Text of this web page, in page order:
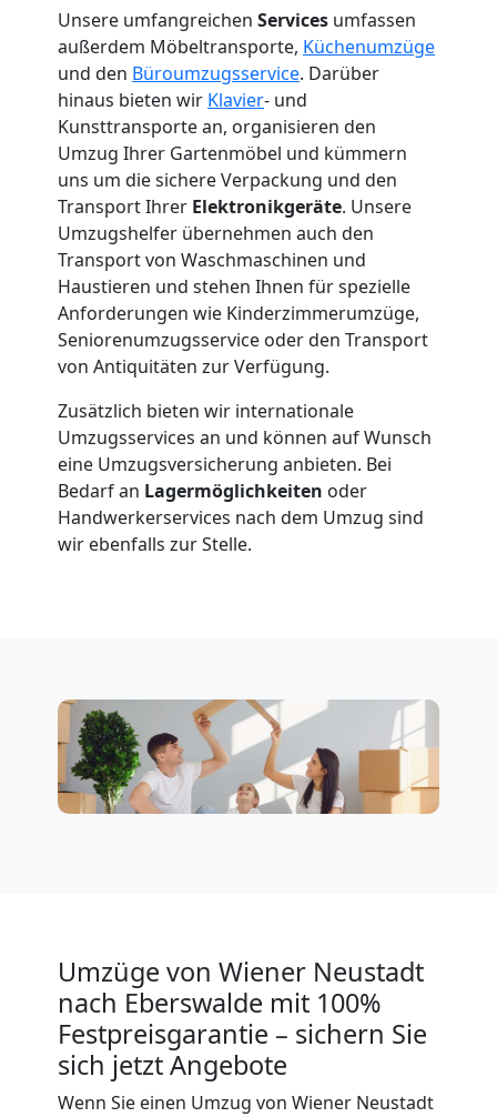
Unsere umfangreichen Services umfassen
außerdem Möbeltransporte, Küchenumzüge
und den Büroumzugsservice. Darüber
hinaus bieten wir Klavier- und
Kunsttransporte an, organisieren den
Umzug Ihrer Gartenmöbel und kümmern
uns um die sichere Verpackung und den
Transport Ihrer Elektronikgeräte. Unsere
Umzugshelfer übernehmen auch den
Transport von Waschmaschinen und
Haustieren und stehen Ihnen für spezielle
Anforderungen wie Kinderzimmerumzüge,
Seniorenumzugsservice oder den Transport
von Antiquitäten zur Verfügung.
Zusätzlich bieten wir internationale
Umzugsservices an und können auf Wunsch
eine Umzugsversicherung anbieten. Bei
Bedarf an Lagermöglichkeiten oder
Handwerkerservices nach dem Umzug sind
wir ebenfalls zur Stelle.
Umzüge von Wiener Neustadt
nach Eberswalde mit 100%
Festpreisgarantie – sichern Sie
sich jetzt Angebote
Wenn Sie einen Umzug von Wiener Neustadt
Mann
LKW
Wiener
Neustadt
Kunsttransport
Wiener
Neustadt
Neustadt
LKW
Möbellift
Wiener